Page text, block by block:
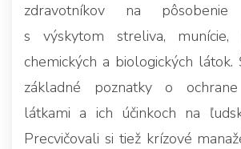
zdravotníkov na
s výskytom streliva, munície,
chemických a biologických látok.
základné poznatky o
látkami a ich účinkoch na
Precvičovali si tiež krízové